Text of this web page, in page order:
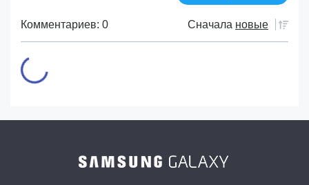
Комментариев: 0 Сначала новые